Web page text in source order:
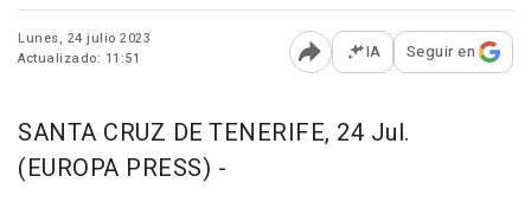
Lunes, 24 julio 2023
Actualizado: 11:51
Abrir opciones para
IA Seguir en
SANTA CRUZ DE TENERIFE, 24 Jul.
(EUROPA PRESS) -